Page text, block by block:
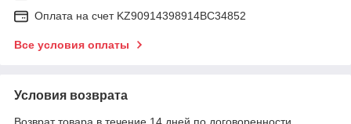
Оплата на счет KZ90914398914ВС34852
Все условия оплаты
Условия возврата